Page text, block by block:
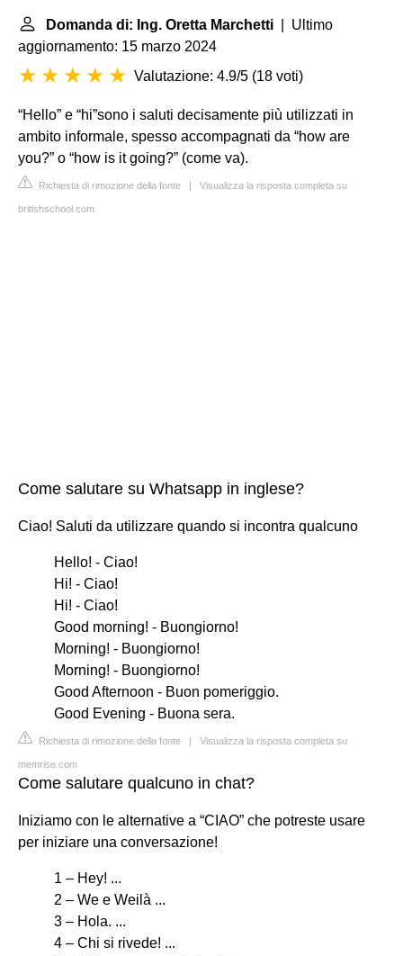
Domanda di: Ing. Oretta Marchetti | Ultimo
aggiornamento: 15 marzo 2024
Valutazione: 4.9/5 (18 voti)
“Hello” e “hi”sono i saluti decisamente più utilizzati in
ambito informale, spesso accompagnati da “how are
you?” o “how is it going?” (come va).
Richiesta di rimozione della fonte | Visualizza la risposta completa su
britishschool.com
Come salutare su Whatsapp in inglese?
Ciao! Saluti da utilizzare quando si incontra qualcuno
Hello! - Ciao!
Hi! - Ciao!
Hi! - Ciao!
Good morning! - Buongiorno!
Morning! - Buongiorno!
Morning! - Buongiorno!
Good Afternoon - Buon pomeriggio.
Good Evening - Buona sera.
Richiesta di rimozione della fonte | Visualizza la risposta completa su
memrise.com
Come salutare qualcuno in chat?
Iniziamo con le alternative a “CIAO” che potreste usare
per iniziare una conversazione!
1 – Hey! ...
2 – We e Weilà ...
3 – Hola. ...
4 – Chi si rivede! ...